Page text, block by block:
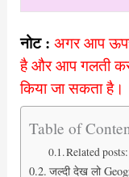
नोट : अगर आप ऊपर
है और आप गलती
किया जा सकता है।
Table of
Related posts:
जल्दी देख लो